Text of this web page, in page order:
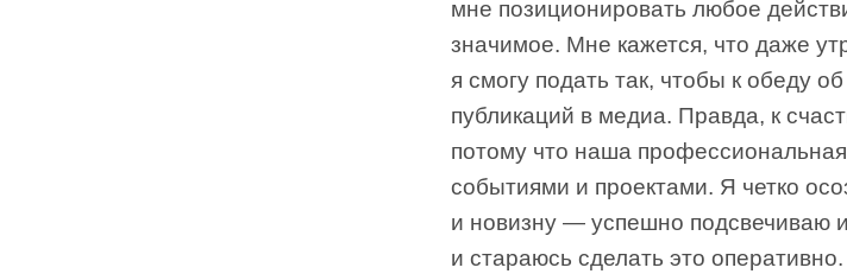
мне позиционировать любое
значимое. Мне кажется, что даже
я смогу подать так, чтобы к обеду
публикаций в медиа. Правда, к
потому что наша
событиями и проектами. Я четко
и новизну — успешно подсвечиваю
и стараюсь сделать это оперативно.